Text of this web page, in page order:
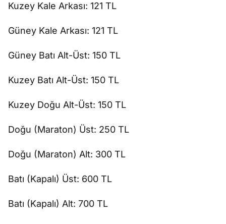
Kuzey Kale Arkası: 121 TL
Güney Kale Arkası: 121 TL
Güney Batı Alt-Üst: 150 TL
Kuzey Batı Alt-Üst: 150 TL
Kuzey Doğu Alt-Üst: 150 TL
Doğu (Maraton) Üst: 250 TL
Doğu (Maraton) Alt: 300 TL
Batı (Kapalı) Üst: 600 TL
Batı (Kapalı) Alt: 700 TL